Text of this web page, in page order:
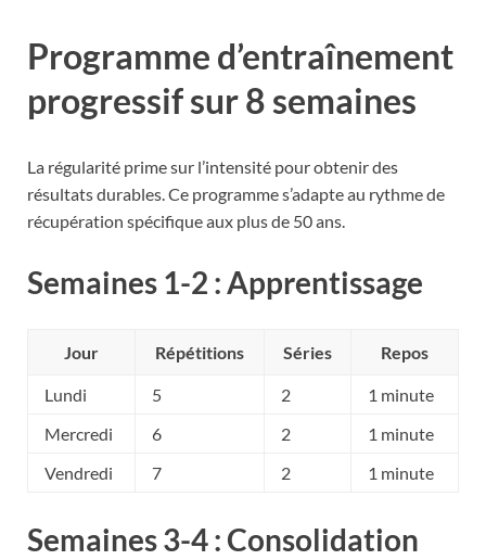
Programme d’entraînement
progressif sur 8 semaines
La régularité prime sur l’intensité pour obtenir des
résultats durables. Ce programme s’adapte au rythme de
récupération spécifique aux plus de 50 ans.
Semaines 1-2 : Apprentissage
Jour Répétitions Séries Repos
Lundi 5 2
1 minute
Mercredi
6 2
1 minute
Vendredi
7 2 1 minute
Semaines 3-4 : Consolidation